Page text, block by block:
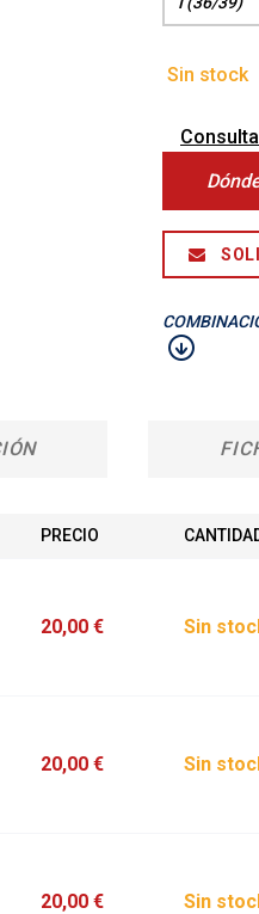
Sin stock
PRECIO
20,00 € Sin
20,00 € Sin
20,00 € Sin